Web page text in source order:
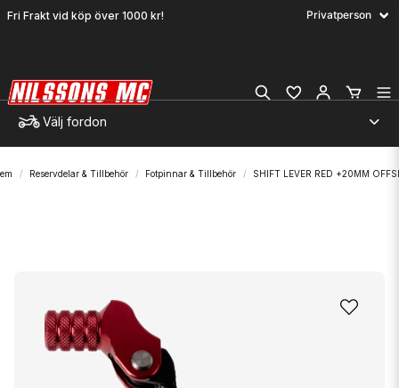
Fri Frakt vid köp över 1000 kr!
Välj fordon
Reservdelar & Tillbehör Fotpinnar & Tillbehör SHIFT LEVER RED +20MM